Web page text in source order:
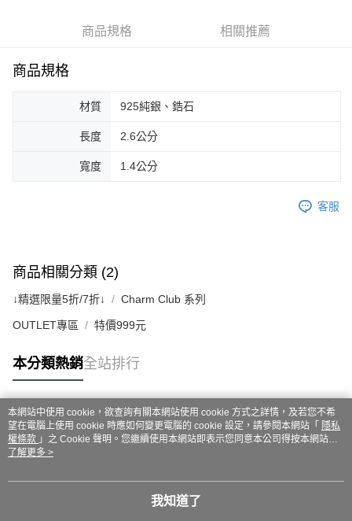
商品規格 相關推薦
商品規格
材質 925純銀、鋯石
長度 2.6公分
寬度 1.4公分
客服
商品相關分類 (2)
↓精選限量5折/7折↓ Charm Club 系列
OUTLET專區 特價999元
本分類熱銷全站排行
熱門標籤
本網站中使用 cookie，欲查詢有關本網站使用 cookie 方式之詳情，及若您不希
望在電腦上使用 cookie 時應如何變更電腦的 cookie 設定，請參閱本網站「 隱私
權條款 」之 Cookie 聲明。您繼續使用本網站即表示您同意本公司得按本網站使
用條款之 Cookie 聲明使用 cookie。
了解更多 >
我知道了